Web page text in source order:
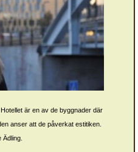
är en av de byggnader där
anser att de påverkat estitiken.
Ädling.